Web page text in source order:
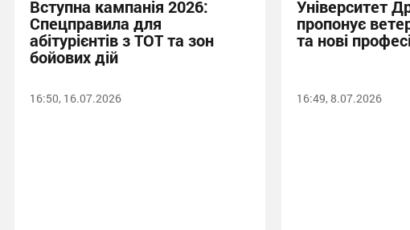
Вступна кампанія 2026:
Спецправила для
абітурієнтів з ТОТ та зон
бойових дій
16:50, 16.07.2026
Університет
пропонує
та нові
16:49, 8.07.2026